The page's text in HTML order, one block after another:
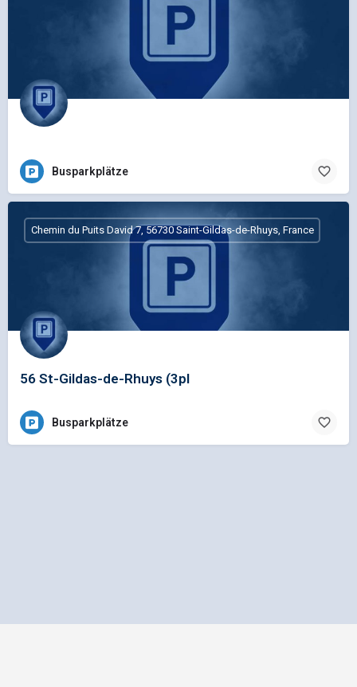
Busparkplätze
56 St-Gildas-de-Rhuys (3pl
Chemin du Puits David 7, 56730 Saint-Gildas-de-Rhuys, France
Busparkplätze